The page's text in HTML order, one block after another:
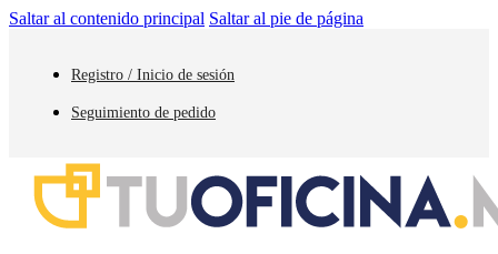
Saltar al contenido principal Saltar al pie de página
Registro / Inicio de sesión
Seguimiento de pedido